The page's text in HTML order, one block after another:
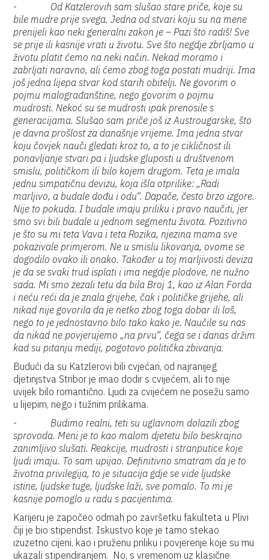
- Od Katzlerovih sam slušao stare priče, koje su
bile mudre prije svega. Jedna od stvari koju su na mene
prenijeli kao neki generalni zakon je – Pazi što radiš! Sve
se prije ili kasnije vrati u životu. Sve što negdje zbrljamo u
životu platit ćemo na neki način. Nekad moramo i
zabrljati naravno, ali ćemo zbog toga postati mudriji. Ima
još jedna lijepa stvar kod starih obitelji. Ne govorim o
pojmu malograđanštine, nego govorim o pojmu
mudrosti. Nekoć su se mudrosti ipak prenosile s
generacijama. Slušao sam priče još iz Austrougarske, što
je davna prošlost za današnje vrijeme. Ima jedna stvar
koju čovjek nauči gledati kroz to, a to je cikličnost ili
ponavljanje stvari pa i ljudske gluposti u društvenom
smislu, političkom ili bilo kojem drugom. Teta je imala
jednu simpatičnu devizu, koja išla otprilike: „Radi
marljivo, a budale dođu i odu“. Dapače, često brzo izgore.
Nije to pokuda. I budale imaju priliku i pravo naučiti, jer
smo svi bili budale u jednom segmentu života. Pozitivno
je što su mi teta Vava i teta Rozika, njezina mama sve
pokazivale primjerom. Ne u smislu likovanja, ovome se
dogodilo ovako ili onako. Također u toj marljivosti deviza
je da se svaki trud isplati i ima negdje plodove, ne nužno
sada. Mi smo zezali tetu da bila Broj 1, kao iz Alan Forda
i neću reći da je znala grijehe, čak i političke grijehe, ali
nikad nije govorila da je netko zbog toga dobar ili loš,
nego to je jednostavno bilo tako kako je. Naučile su nas
da nikad ne povjerujemo „na prvu“, čega se i danas držim
kad su pitanju mediji, pogotovo politička zbivanja.
Budući da su Katzlerovi bili cvjećari, od najranijeg
djetinjstva Stribor je imao dodir s cvijećem, ali to nije
uvijek bilo romantično. Ljudi za cvijećem ne posežu samo
u lijepim, nego i tužnim prilikama.
-Budimo realni, teti su uglavnom dolazili zbog
sprovoda. Meni je to kao malom djetetu bilo beskrajno
zanimljivo slušati. Reakcije, mudrosti i stranputice koje
ljudi imaju. To sam upijao. Definitivno smatram da je to
životna privilegija, to je situacija gdje se vide ljudske
istine, ljudske tuge, ljudske laži, sve pomalo. To mi je
kasnije pomoglo u radu s pacijentima.
Karijeru je započeo odmah po završetku fakulteta u Plivi
čiji je bio stipendist. Iskustvo koje je tamo stekao
izuzetno cijeni, kao i pruženu priliku i povjerenje koje su mu
ukazali stipendiranjem. No, s vremenom uz klasične